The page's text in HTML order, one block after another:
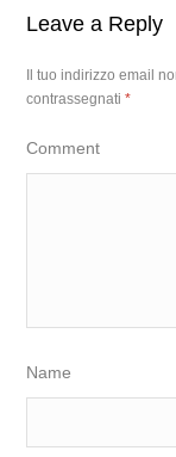
Leave a Reply
Il tuo indirizzo email
contrassegnati*
Comment
Name